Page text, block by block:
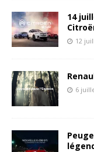
14
12
6